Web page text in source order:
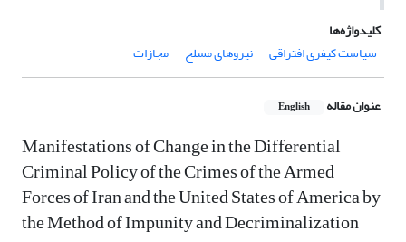
کلیدواژه‌ها
سیاست کیفری افتراقی
نیروهای مسلح مجازات
عنوان مقاله English
Manifestations of Change in the Differential
Criminal Policy of the Crimes of the Armed
Forces of Iran and the United States of America by
the Method of Impunity and Decriminalization